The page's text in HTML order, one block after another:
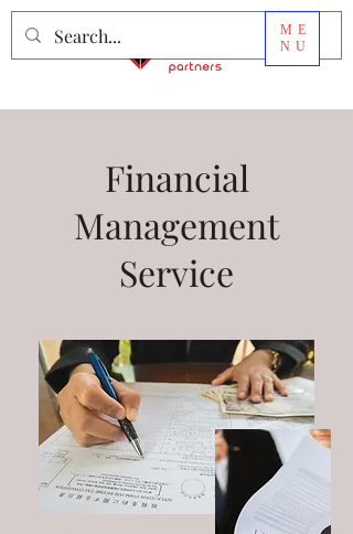
ME
NU
Financial
Management
Service